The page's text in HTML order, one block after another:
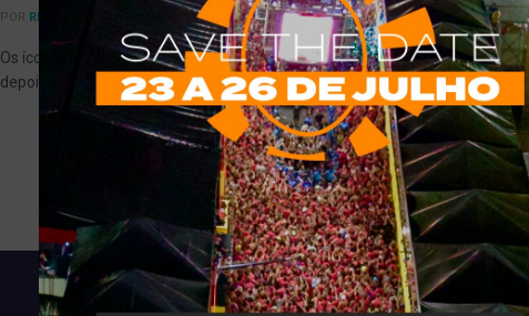
POR REDAÇÃO 0
Os ícones do pagode se juntam pela primeira vez em turnê pelo Brasil
depois do Carnaval!